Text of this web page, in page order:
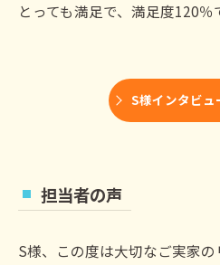
とっても満足で、満足度120％
S様インタビュ
担当者の声
S様、この度は大切なご実家